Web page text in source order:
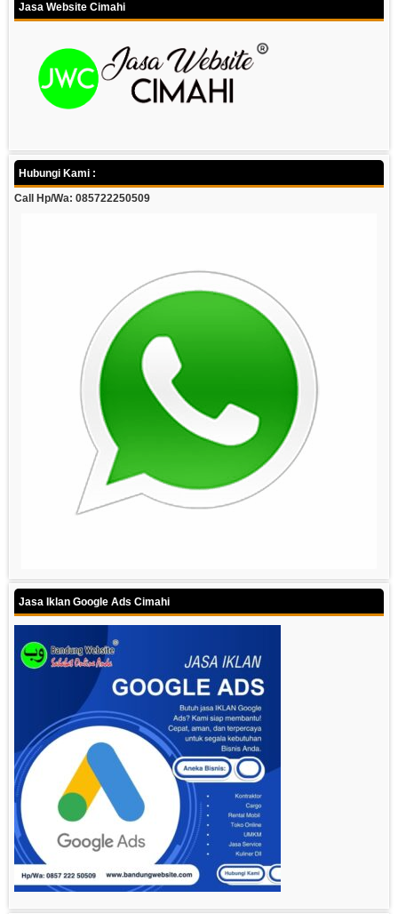
Jasa Website Cimahi
Hubungi Kami :
Call Hp/Wa: 085722250509
Jasa Iklan Google Ads Cimahi